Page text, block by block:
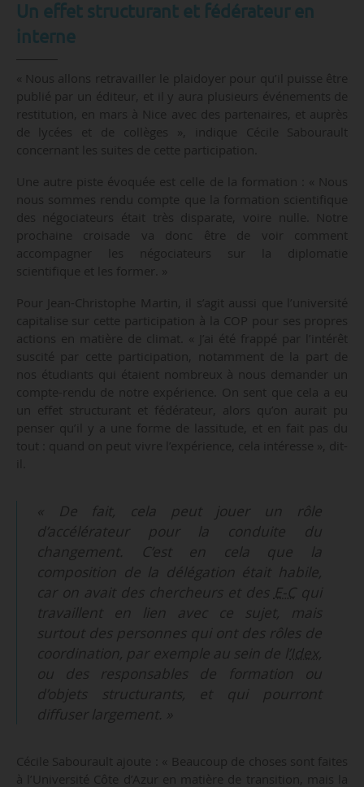
Un effet structurant et fédérateur en
interne
« Nous allons retravailler le plaidoyer pour qu’il puisse être
publié par un éditeur, et il y aura plusieurs événements de
restitution, en mars à Nice avec des partenaires, et auprès
de lycées et de collèges », indique Cécile Sabourault
concernant les suites de cette participation.
Une autre piste évoquée est celle de la formation : « Nous
nous sommes rendu compte que la formation scientifique
des négociateurs était très disparate, voire nulle. Notre
prochaine croisade va donc être de voir comment
accompagner les négociateurs sur la diplomatie
scientifique et les former. »
Pour Jean-Christophe Martin, il s’agit aussi que l’université
capitalise sur cette participation à la COP pour ses propres
actions en matière de climat. « J’ai été frappé par l’intérêt
suscité par cette participation, notamment de la part de
nos étudiants qui étaient nombreux à nous demander un
compte-rendu de notre expérience. On sent que cela a eu
un effet structurant et fédérateur, alors qu’on aurait pu
penser qu’il y a une forme de lassitude, et en fait pas du
tout : quand on peut vivre l’expérience, cela intéresse », dit-
« De fait, cela peut jouer un rôle
d’accélérateur pour la conduite du
changement. C’est en cela que la
composition de la délégation était habile,
car on avait des chercheurs et des E-C qui
travaillent en lien avec ce sujet, mais
surtout des personnes qui ont des rôles de
coordination, par exemple au sein de l’Idex ,
ou des responsables de formation ou
d’objets structurants, et qui pourront
diffuser largement. »
Cécile Sabourault ajoute : « Beaucoup de choses sont faites
à l’Université Côte d’Azur en matière de transition, mais la